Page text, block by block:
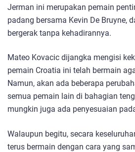
Jerman ini merupakan pemain
padang bersama Kevin De Bruyne,
bergerak tanpa kehadirannya.
Mateo Kovacic dijangka mengisi
pemain Croatia ini telah bermain
Namun, akan ada beberapa
semua pemain lain di bahagian
mungkin juga ada penyesuaian
Walaupun begitu, secara
terus bermain dengan cara yang